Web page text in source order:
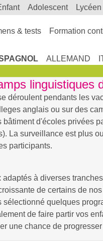
enfant adolescent lycéen
& tests Formation
ALLEMAND
linguistiques
déroulent pendants les
anglais ou sur des
d'écoles privées
La surveillance est plus
participants.
à diverses
de certains de nos
sélectionné quelques
de faire partir vos
une chance de